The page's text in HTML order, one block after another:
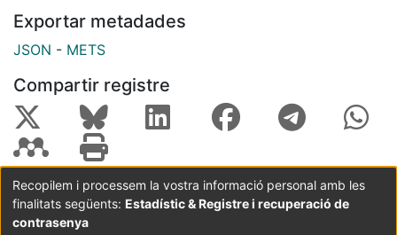
Exportar metadades
JSON - METS
Compartir registre
Coordinació:CRAI UB Avís legal
Metadades
subjectes a:
Recopilem i processem la vostra informació personal amb les
finalitats següents: Estadístic & Registre i recuperació de
contrasenya